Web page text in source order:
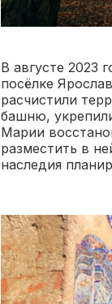
В августе 2023
посёлке
расчистили
башню,
Марии
разместить в
наследия